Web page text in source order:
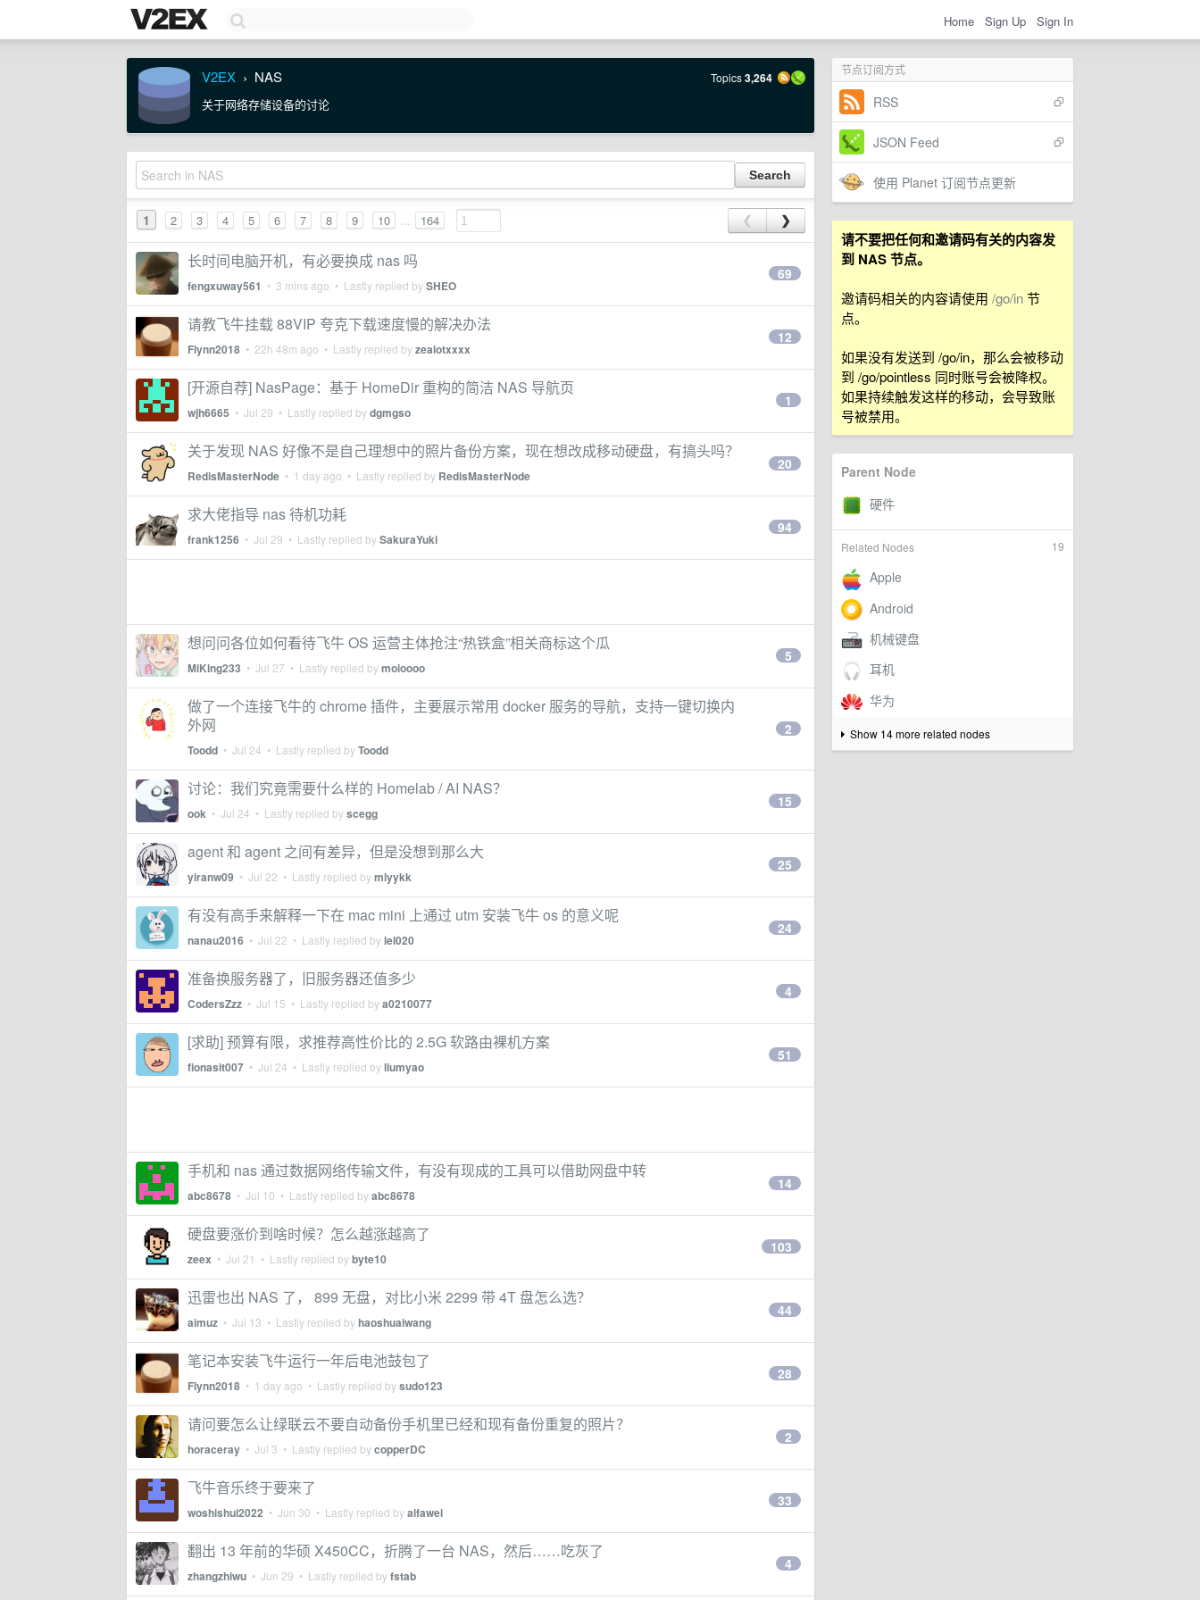
Home Sign Up Sign In
节点订阅方式
RSS
JSON Feed
使用 Planet 订阅节点更新
请不要把任何和邀请码有关的内容发
到 NAS 节点。
邀请码相关的内容请使用 /go/in节
点。
如果没有发送到 /go/in，那么会被移动
到 /go/pointless 同时账号会被降权。
如果持续触发这样的移动，会导致账
号被禁用。
Parent Node
19
Related Nodes
Show 14 more related nodes
V2EX › NAS Topics3,264
关于网络存储设备的讨论
1 2 3 4 5 6 7 8 9 10 ... 164 ❮ ❯
长时间电脑开机，有必要换成 nas 吗
fengxuway561 • 3 mins ago • Lastly replied bySHEO
69
请教飞牛挂载 88VIP 夸克下载速度慢的解决办法
Flynn2018 • 22h 48m ago • Lastly replied byzealotxxxx
12
[开源自荐] NasPage：基于 HomeDir 重构的简洁 NAS 导航页
wjh6665 • Jul 29 • Lastly replied bydgmgso
1
关于发现 NAS 好像不是自己理想中的照片备份方案，现在想改成移动硬盘，有搞头吗？
RedisMasterNode • 1 day ago • Lastly replied by RedisMasterNode
20
求大佬指导 nas 待机功耗
frank1256 • Jul 29 • Lastly replied bySakuraYuki
94
想问问各位如何看待飞牛 OS 运营主体抢注“热铁盒”相关商标这个瓜
MiKing233 • Jul 27 • Lastly replied bymoioooo
5
做了一个连接飞牛的 chrome 插件，主要展示常用 docker 服务的导航，支持一键切换内
外网
Toodd • Jul 24 • Lastly replied byToodd
2
讨论：我们究竟需要什么样的 Homelab / AI NAS？
ook • Jul 24 • Lastly replied byscegg
15
agent 和 agent 之间有差异，但是没想到那么大
yiranw09 • Jul 22 • Lastly replied bymlyykk
25
有没有高手来解释一下在 mac mini 上通过 utm 安装飞牛 os 的意义呢
nanau2016 • Jul 22 • Lastly replied bylel020
24
准备换服务器了，旧服务器还值多少
CodersZzz • Jul 15 • Lastly replied bya0210077
4
[求助] 预算有限，求推荐高性价比的 2.5G 软路由裸机方案
fionasit007 • Jul 24 • Lastly replied byliumyao
51
手机和 nas 通过数据网络传输文件，有没有现成的工具可以借助网盘中转
abc8678 • Jul 10 • Lastly replied byabc8678
14
硬盘要涨价到啥时候？怎么越涨越高了
zeex • Jul 21 • Lastly replied bybyte10
103
迅雷也出 NAS 了， 899 无盘，对比小米 2299 带 4T 盘怎么选？
aimuz • Jul 13 • Lastly replied byhaoshuaiwang
44
笔记本安装飞牛运行一年后电池鼓包了
Flynn2018 • 1 day ago • Lastly replied bysudo123
28
请问要怎么让绿联云不要自动备份手机里已经和现有备份重复的照片？
horaceray • Jul 3 • Lastly replied bycopperDC
2
飞牛音乐终于要来了
woshishui2022 • Jun 30 • Lastly replied byalfawei
33
翻出 13 年前的华硕 X450CC，折腾了一台 NAS，然后……吃灰了
zhangzhiwu • Jun 29 • Lastly replied byfstab
4